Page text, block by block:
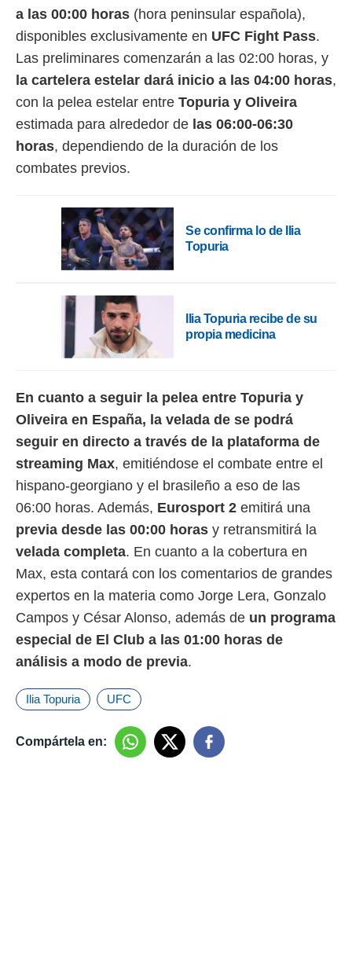
a las 00:00 horas (hora peninsular española),
disponibles exclusivamente en UFC Fight Pass.
Las preliminares comenzarán a las 02:00 horas, y
la cartelera estelar dará inicio a las 04:00 horas,
con la pelea estelar entre Topuria y Oliveira
estimada para alrededor de las 06:00-06:30
horas, dependiendo de la duración de los
combates previos.
Se confirma lo de Ilia
Topuria
Ilia Topuria recibe de su
propia medicina
En cuanto a seguir la pelea entre Topuria y
Oliveira en España, la velada de se podrá
seguir en directo a través de la plataforma de
streaming Max, emitiéndose el combate entre el
hispano-georgiano y el brasileño a eso de las
06:00 horas. Además, Eurosport 2 emitirá una
previa desde las 00:00 horas y retransmitirá la
velada completa. En cuanto a la cobertura en
Max, esta contará con los comentarios de grandes
expertos en la materia como Jorge Lera, Gonzalo
Campos y César Alonso, además de un programa
especial de El Club a las 01:00 horas de
análisis a modo de previa.
Ilia Topuria UFC
Compártela en: